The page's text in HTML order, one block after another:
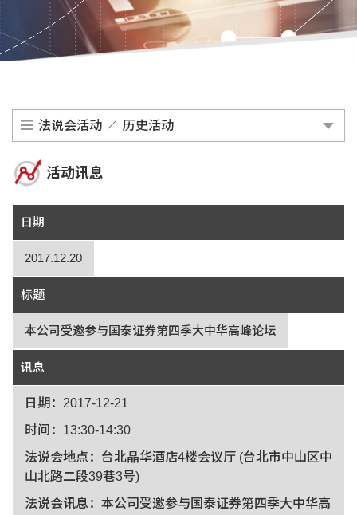
法说会活动 历史活动
活动讯息
日期
2017.12.20
标题
本公司受邀参与国泰证券第四季大中华高峰论坛
讯息
日期：2017-12-21
时间：13:30-14:30
法说会地点：台北晶华酒店4楼会议厅 (台北市中山区中
山北路二段39巷3号)
法说会讯息：本公司受邀参与国泰证券第四季大中华高